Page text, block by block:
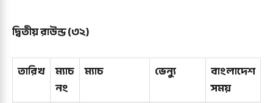
দ্বিতীয় রাউন্ড (৩২)
তারিখ ম্যাচ
নং
ম্যাচ ভেন্যু
বাংলাদেশ
সময়